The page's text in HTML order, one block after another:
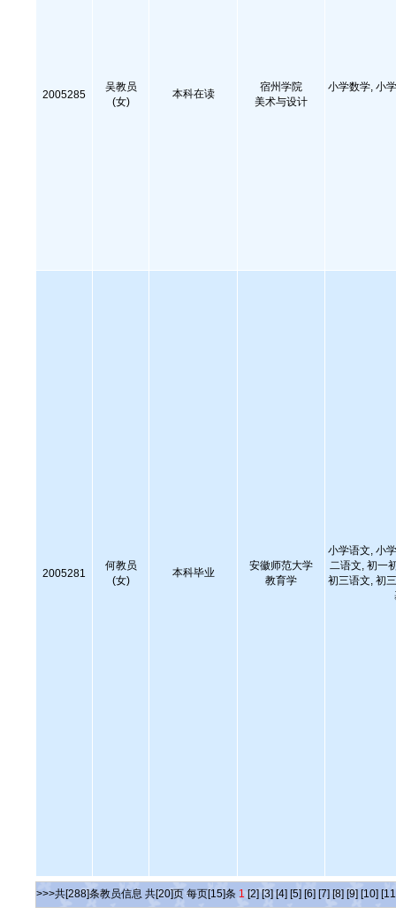
2005285
吴教员
(女)
本科在读
宿州学院
美术与设计
小学数学, 小
2005281
何教员
(女)
本科毕业
安徽师范大学
教育学
小学语文, 小
二语文, 初一
初三语文, 初
>>>共[288]条教员信息 共[20]页 每页[15]条 1 [2] [3] [4] [5] [6] [7] [8] [9] [10]